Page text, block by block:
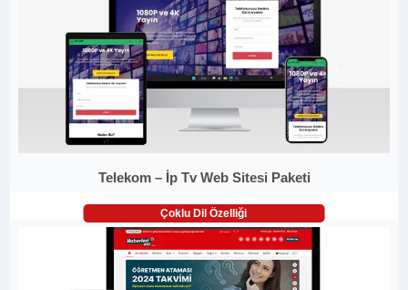
Telekom – İp Tv Web Sitesi Paketi
Çoklu Dil Özelliği